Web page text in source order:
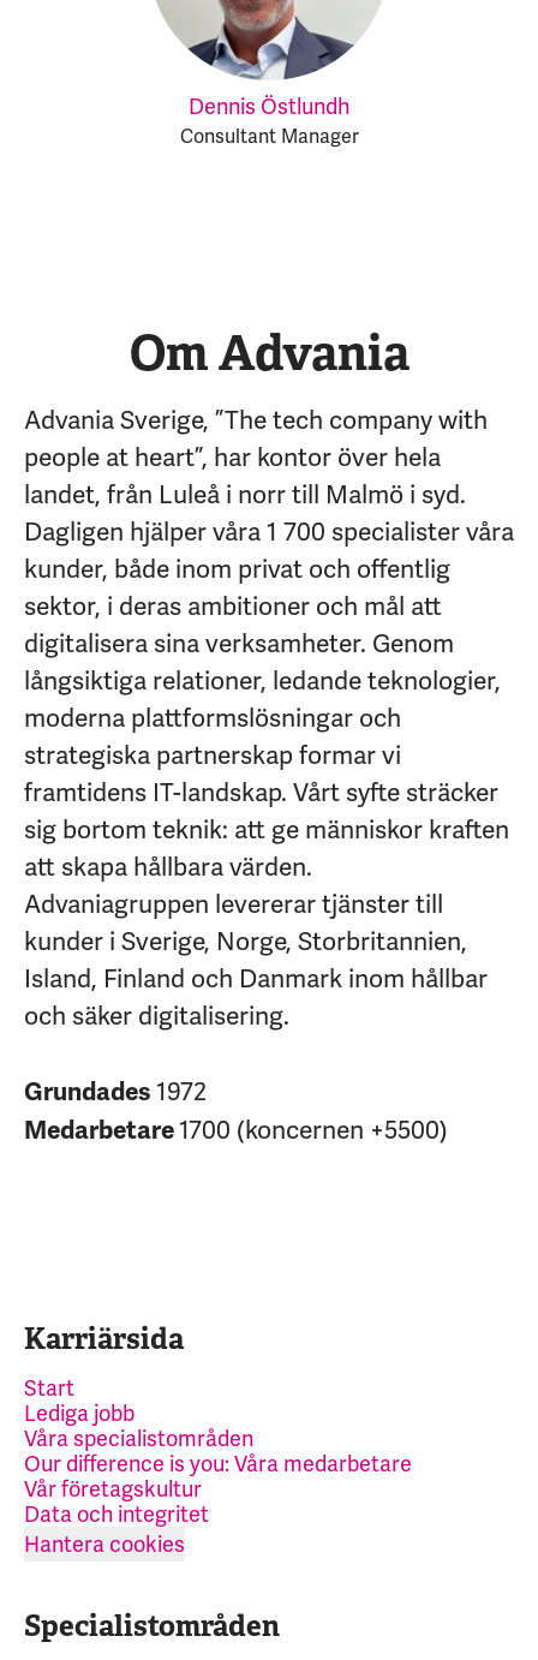
Dennis Östlundh
Consultant Manager
Om Advania
Advania Sverige, ”The tech company with
people at heart”, har kontor över hela
landet, från Luleå i norr till Malmö i syd.
Dagligen hjälper våra 1 700 specialister våra
kunder, både inom privat och offentlig
sektor, i deras ambitioner och mål att
digitalisera sina verksamheter. Genom
långsiktiga relationer, ledande teknologier,
moderna plattformslösningar och
strategiska partnerskap formar vi
framtidens IT-landskap. Vårt syfte sträcker
sig bortom teknik: att ge människor kraften
att skapa hållbara värden.
Advaniagruppen levererar tjänster till
kunder i Sverige, Norge, Storbritannien,
Island, Finland och Danmark inom hållbar
och säker digitalisering.
Grundades1972
Medarbetare1700 (koncernen +5500)
Karriärsida
Start
Lediga jobb
Våra specialistområden
Our difference is you: Våra medarbetare
Vår företagskultur
Data och integritet
Hantera cookies
Specialistområden